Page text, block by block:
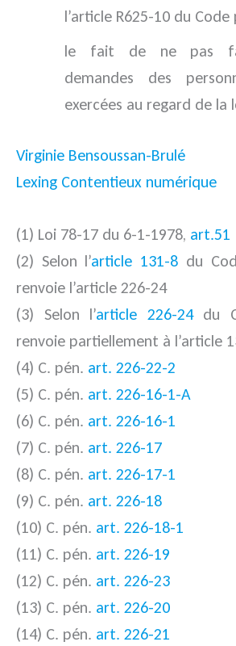
l’article R625-10 du Code
le fait de ne pas
demandes des
exercées au regard de la
Virginie Bensoussan-Brulé
Lexing Contentieux numérique
(1) Loi 78-17 du 6-1-1978, art.51
(2) Selon l’article 131-8 du
renvoie l’article 226-24
(3) Selon l’article 226-24du
renvoie partiellement à l’article
(4) C. pén. art. 226-22-2
(5) C. pén. art. 226-16-1-A
(6) C. pén. art. 226-16-1
(7) C. pén. art. 226-17
(8) C. pén. art. 226-17-1
(9) C. pén. art. 226-18
(10) C. pén. art. 226-18-1
(11) C. pén. art. 226-19
(12) C. pén. art. 226-23
(13) C. pén. art. 226-20
(14) C. pén. art. 226-21